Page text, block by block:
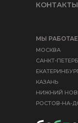
РОСТОВ-НА-
НИЖНИЙ
КАЗАНЬ
САНКТ-
МОСКВА
КОНТАКТЫ
МЫ